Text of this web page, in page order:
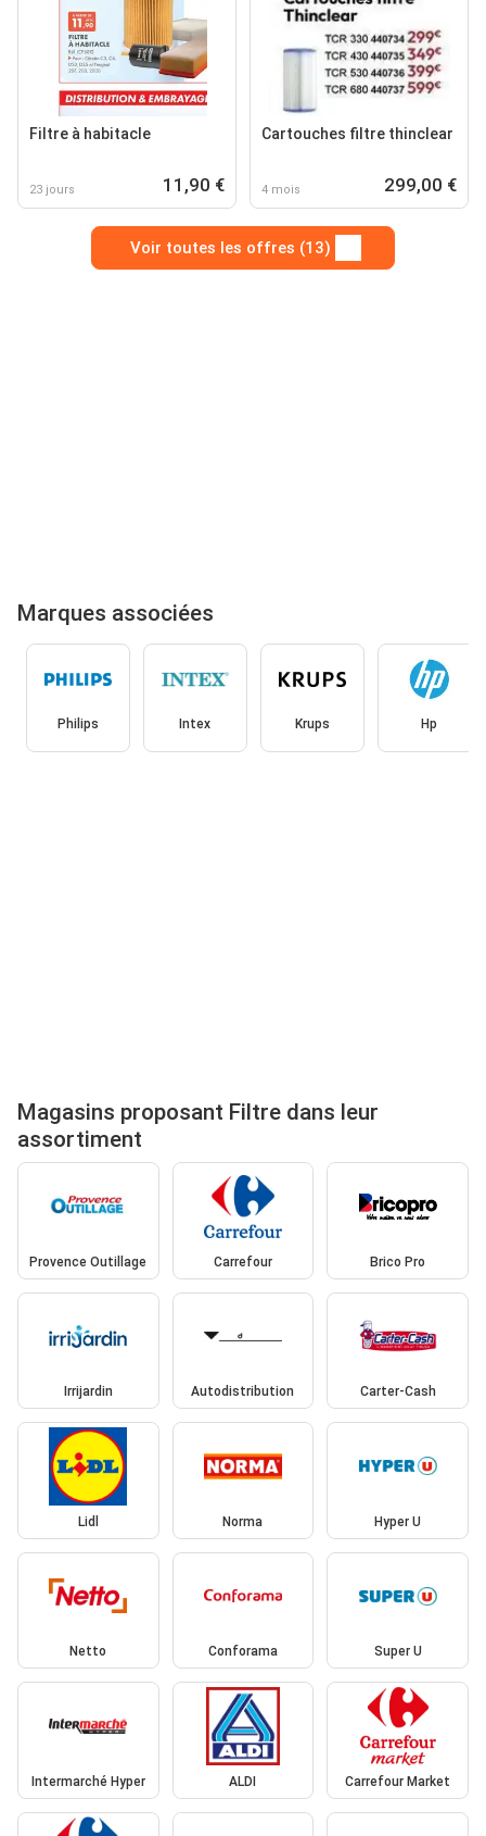
Filtre à habitacle
23 jours 11,90 €
Cartouches filtre thinclear
4 mois 299,00 €
Voir toutes les offres (13)
Marques associées
Philips Intex Krups Hp
Magasins proposant Filtre dans leur
assortiment
Provence Outillage Carrefour Brico Pro
Irrijardin Autodistribution Carter-Cash
Lidl Norma Hyper U
Netto Conforama Super U
Intermarché Hyper ALDI Carrefour Market